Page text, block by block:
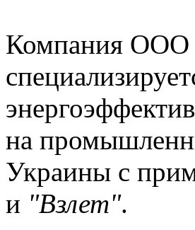
Компания ООО
на
Украины с
и "Взлет".